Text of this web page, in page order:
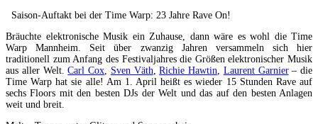
Saison-Auftakt bei der Time Warp: 23 Jahre Rave On!
Bräuchte elektronische Musik ein Zuhause, dann wäre es wohl die Time
Warp Mannheim. Seit über zwanzig Jahren versammeln sich hier
traditionell zum Anfang des Festivaljahres die Größen elektronischer Musik
aus aller Welt.Carl Cox Sven Väth ,Richie Hawtin Laurent Garnier– die
Time Warp hat sie alle! Am 1. April heißt es wieder 15 Stunden Rave auf
sechs Floors mit den besten DJs der Welt und das auf den besten Anlagen
weit und breit.